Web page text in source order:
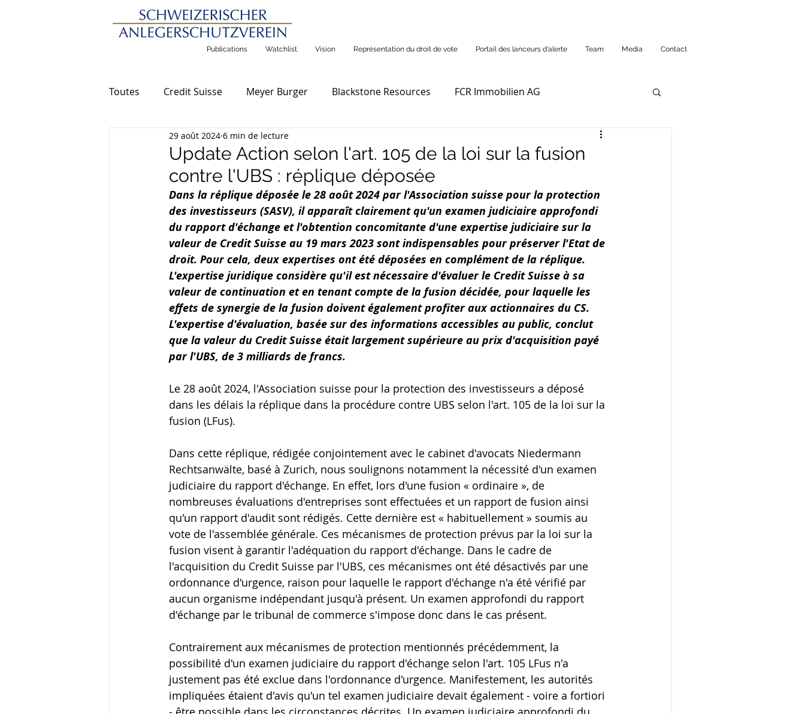
Publications Watchlist Vision Représentation du droit de vote Portail des lanceurs d'alerte Team Media Contact
Toutes Credit Suisse Meyer Burger Blackstone Resources FCR Immobilien AG
Communications générales
Update Action selon l'art. 105 de la loi sur la fusion
contre l'UBS : réplique déposée
29 août 2024 6 min de lecture
Dans la réplique déposée le 28 août 2024 par l'Association suisse pour la protection
des investisseurs (SASV), il apparaît clairement qu'un examen judiciaire approfondi
du rapport d'échange et l'obtention concomitante d'une expertise judiciaire sur la
valeur de Credit Suisse au 19 mars 2023 sont indispensables pour préserver l'Etat de
droit. Pour cela, deux expertises ont été déposées en complément de la réplique.
L'expertise juridique considère qu'il est nécessaire d'évaluer le Credit Suisse à sa
valeur de continuation et en tenant compte de la fusion décidée, pour laquelle les
effets de synergie de la fusion doivent également profiter aux actionnaires du CS.
L'expertise d'évaluation, basée sur des informations accessibles au public, conclut
que la valeur du Credit Suisse était largement supérieure au prix d'acquisition payé
par l'UBS, de 3 milliards de francs.
Le 28 août 2024, l'Association suisse pour la protection des investisseurs a déposé
dans les délais la réplique dans la procédure contre UBS selon l'art. 105 de la loi sur la
fusion (LFus).
Dans cette réplique, rédigée conjointement avec le cabinet d'avocats Niedermann
Rechtsanwälte, basé à Zurich, nous soulignons notamment la nécessité d'un examen
judiciaire du rapport d'échange. En effet, lors d'une fusion « ordinaire », de
nombreuses évaluations d'entreprises sont effectuées et un rapport de fusion ainsi
qu'un rapport d'audit sont rédigés. Cette dernière est « habituellement » soumis au
vote de l'assemblée générale. Ces mécanismes de protection prévus par la loi sur la
fusion visent à garantir l'adéquation du rapport d'échange. Dans le cadre de
l'acquisition du Credit Suisse par l'UBS, ces mécanismes ont été désactivés par une
ordonnance d'urgence, raison pour laquelle le rapport d'échange n'a été vérifié par
aucun organisme indépendant jusqu'à présent. Un examen approfondi du rapport
d'échange par le tribunal de commerce s'impose donc dans le cas présent.
Contrairement aux mécanismes de protection mentionnés précédemment, la
possibilité d'un examen judiciaire du rapport d'échange selon l'art. 105 LFus n'a
justement pas été exclue dans l'ordonnance d'urgence. Manifestement, les autorités
impliquées étaient d'avis qu'un tel examen judiciaire devait également - voire a fortiori